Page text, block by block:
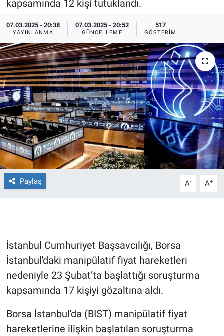
kapsamında 12 kişi tutuklandı.
07.03.2025 - 20:38
YAYINLANMA
07.03.2025 - 20:52
GÜNCELLEME
517
GÖSTERIM
Paylaş A- A+
İstanbul Cumhuriyet Başsavcılığı, Borsa
İstanbul'daki manipülatif fiyat hareketleri
nedeniyle 23 Şubat’ta başlattığı soruşturma
kapsamında 17 kişiyi gözaltına aldı.
Borsa İstanbul'da (BIST) manipülatif fiyat
hareketlerine ilişkin başlatılan soruşturma
Eğitim
Eğlence
Ekonomi
Forum
Gerçeğin İzinde
Gün Başlıyor
Gündem Özel
Günün görüntüsü
İlan